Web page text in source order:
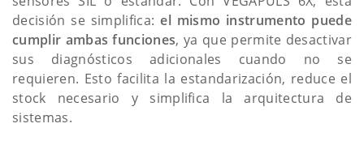
decisión se simplifica:el mismo instrumento puede
cumplir ambas funciones, ya que permite desactivar
sus diagnósticos adicionales cuando no se
requieren. Esto facilita la estandarización, reduce el
stock necesario y simplifica la arquitectura de
sistemas.